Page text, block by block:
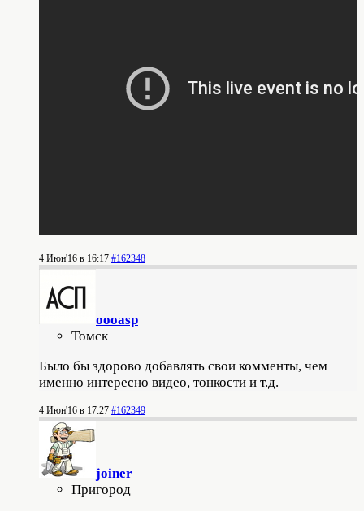
4 Июн'16 в 16:17 #162348
oooasp
Томск
Было бы здорово добавлять свои комменты, чем
именно интересно видео, тонкости и т.д.
4 Июн'16 в 17:27 #162349
joiner
Пригород